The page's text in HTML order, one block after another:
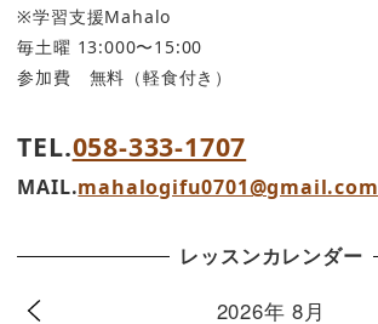
※学習支援Mahalo
毎土曜 13:000〜15:00
参加費 無料（軽食付き）
TEL.058-333-1707
MAIL.mahalogifu0701@gmail.com
レッスンカレンダー
2026年 8月